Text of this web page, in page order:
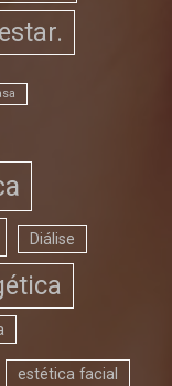
Diálise
estética facial